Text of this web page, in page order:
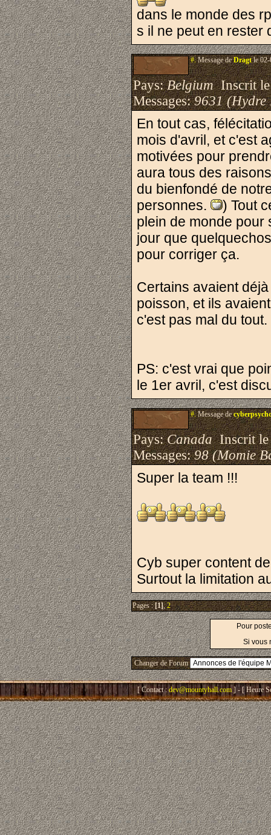
dans le monde des
s il ne peut en rester
#.Message deDragtle 02-
Pays:BelgiumInscrit
Messages:9631 (Hydre
En tout cas,
mois d'avril, et c'est
motivées pour
aura tous des
du bienfondé de
personnes.
) Tout
plein de monde pour
jour que
pour corriger ça.
Certains avaient
poisson, et ils
c'est pas mal du tout.
PS: c'est vrai que
le 1er avril, c'est
#.Message de
Pays:CanadaInscrit
Messages:98 (Momie
Super la team !!!
Cyb super content
Surtout la limitation
Pages :[1],2
Pour
Si vous
Changer de Forum
[ Contact : dev@mountyhall.com ] - [ Heure